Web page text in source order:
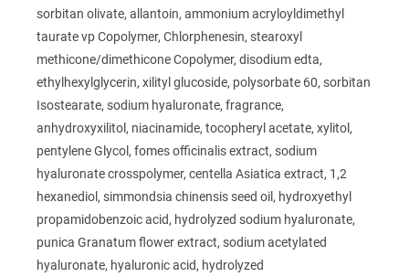
sorbitan olivate, allantoin, ammonium acryloyldimethyl
taurate vp Copolymer, Chlorphenesin, stearoxyl
methicone/dimethicone Copolymer, disodium edta,
ethylhexylglycerin, xilityl glucoside, polysorbate 60, sorbitan
Isostearate, sodium hyaluronate, fragrance,
anhydroxyxilitol, niacinamide, tocopheryl acetate, xylitol,
pentylene Glycol, fomes officinalis extract, sodium
hyaluronate crosspolymer, centella Asiatica extract, 1,2
hexanediol, simmondsia chinensis seed oil, hydroxyethyl
propamidobenzoic acid, hydrolyzed sodium hyaluronate,
punica Granatum flower extract, sodium acetylated
hyaluronate, hyaluronic acid, hydrolyzed